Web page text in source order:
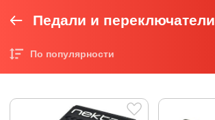
Педали и переключатели
По популярности